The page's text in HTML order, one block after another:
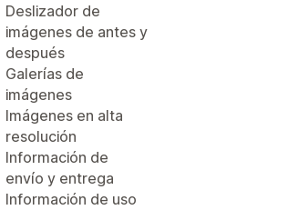
Deslizador de
imágenes de antes y
después
Galerías de
imágenes
Imágenes en alta
resolución
Información de
envío y entrega
Información de uso